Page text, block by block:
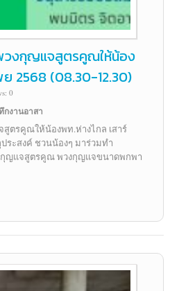
วงกุญแจสูตรคูณให้น้อง
ย 2568 (08.30-12.30)
0
กงานอาสา
ตรคูณให้น้องพท.ห่างไกล เสาร์
ประสงค์ ชวนน้องๆ มาร่วมทำ
กุญแจสูตรคูณ พวงกุญแจขนาดพกพา